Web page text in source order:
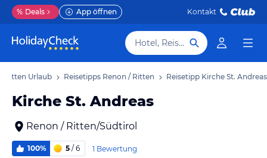
% Deals App öffnen Kontakt
Hotel, Reiseziel
Ritten Urlaub Reisetipps Renon / Ritten Reisetipp Kirche St. Andreas
Kirche St. Andreas
Renon / Ritten/Südtirol
100% 5 / 6 1 Bewertung